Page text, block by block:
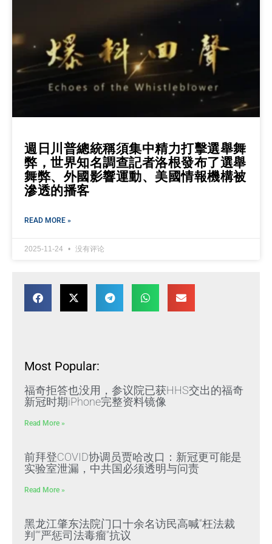
週日川普總統稱須集中精力打擊選舉舞
弊，世界知名調查記者洛根發布了選舉
舞弊、外國影響運動、美國情報機構被
滲透的播客
READ MORE »
2025-11-24 没有评论
Most Popular:
福奇拒答也没用，参议院已获HHS交出的福奇
新冠时期iPhone完整资料镜像
Read More »
前拜登COVID协调员贾哈改口：新冠更可能是
实验室泄漏，中共国必须透明与问责
Read More »
黑龙江肇东法院门口十余名访民高喊“枉法裁
判”“严惩司法毒瘤”抗议